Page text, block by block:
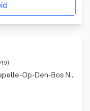
Werkgebied Kapelle-Op-Den-Bos Nieuwenrode